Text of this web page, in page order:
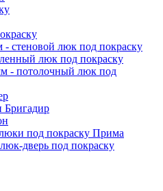
- стеновой люк под покраску
люк под покраску
- потолочный люк под
под покраску Прима
дверь под покраску